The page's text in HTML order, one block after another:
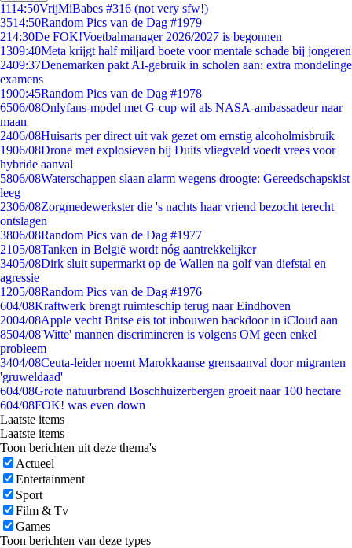
1114:50VrijMiBabes #316 (not very sfw!)
3514:50Random Pics van de Dag #1979
214:30De FOK!Voetbalmanager 2026/2027 is begonnen
1309:40Meta krijgt half miljard boete voor mentale schade bij jongeren
2409:37Denemarken pakt AI-gebruik in scholen aan: extra mondelinge
examens
1900:45Random Pics van de Dag #1978
6506/08Onlyfans-model met G-cup wil als NASA-ambassadeur naar
maan
2406/08Huisarts per direct uit vak gezet om ernstig alcoholmisbruik
1906/08Drone met explosieven bij Duits vliegveld voedt vrees voor
hybride aanval
5806/08Waterschappen slaan alarm wegens droogte: Gereedschapskist
leeg
2306/08Zorgmedewerkster die 's nachts haar vriend bezocht terecht
ontslagen
3806/08Random Pics van de Dag #1977
2105/08Tanken in België wordt nóg aantrekkelijker
3405/08Dirk sluit supermarkt op de Wallen na golf van diefstal en
agressie
1205/08Random Pics van de Dag #1976
604/08Kraftwerk brengt ruimteschip terug naar Eindhoven
2004/08Apple vecht Britse eis tot inbouwen backdoor in iCloud aan
8504/08'Witte' mannen discrimineren is volgens OM geen enkel
probleem
3404/08Ceuta-leider noemt Marokkaanse grensaanval door migranten
'gruweldaad'
604/08Grote natuurbrand Boschhuizerbergen groeit naar 100 hectare
604/08FOK! was even down
Laatste items
Laatste items
Toon berichten uit deze thema's
Actueel
Entertainment
Sport
Film & Tv
Games
Toon berichten van deze types